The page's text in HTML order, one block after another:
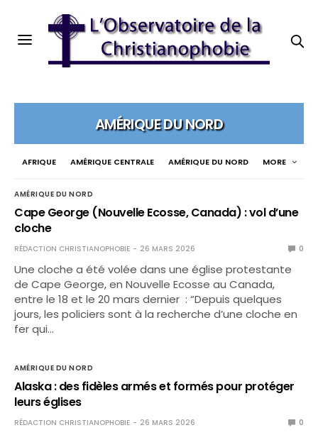
AMÉRIQUE DU NORD
AFRIQUE AMÉRIQUE CENTRALE AMÉRIQUE DU NORD MORE
AMÉRIQUE DU NORD
Cape George (Nouvelle Ecosse, Canada) : vol d’une
cloche
RÉDACTION CHRISTIANOPHOBIE 26 MARS 2026 0
Une cloche a été volée dans une église protestante
de Cape George, en Nouvelle Ecosse au Canada,
entre le 18 et le 20 mars dernier : “Depuis quelques
jours, les policiers sont à la recherche d’une cloche en
fer qui…
AMÉRIQUE DU NORD
Alaska : des fidèles armés et formés pour protéger
leurs églises
RÉDACTION CHRISTIANOPHOBIE 26 MARS 2026 0